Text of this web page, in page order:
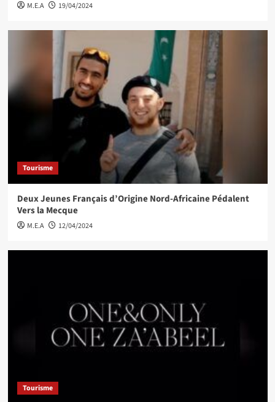
M.E.A 19/04/2024
Tourisme
Deux Jeunes Français d’Origine Nord-Africaine Pédalent
Vers la Mecque
M.E.A 12/04/2024
Tourisme